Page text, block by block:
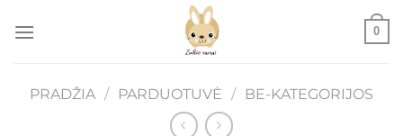
0
PRADŽIA / PARDUOTUVĖ / BE-KATEGORIJOS